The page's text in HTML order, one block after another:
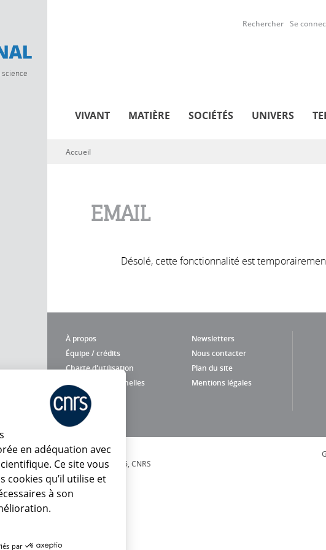
science
Rechercher Se
VIVANT MATIÈRE SOCIÉTÉS UNIVERS
Vous êtes ici
Accueil
EMAIL
Désolé, cette fonctionnalité est
À propos
Newsletters
Équipe / crédits
Nous contacter
Charte d'utilisation
Plan du site
Données personnelles
Mentions légales
© 2026, CNRS
en adéquation avec
Ce site vous
cookies qu’il utilise et
à son
par